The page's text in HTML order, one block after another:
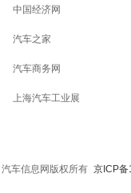
中国经济网
汽车之家
汽车商务网
上海汽车工业展
车信息网版权所有 京ICP